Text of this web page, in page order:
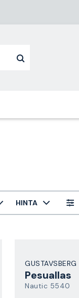
HINTA
GUSTAVSBERG
Pesuallas
Nautic 5540